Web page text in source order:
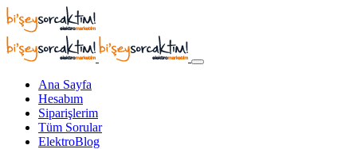
Ana Sayfa
Hesabım
Siparişlerim
Tüm Sorular
ElektroBlog